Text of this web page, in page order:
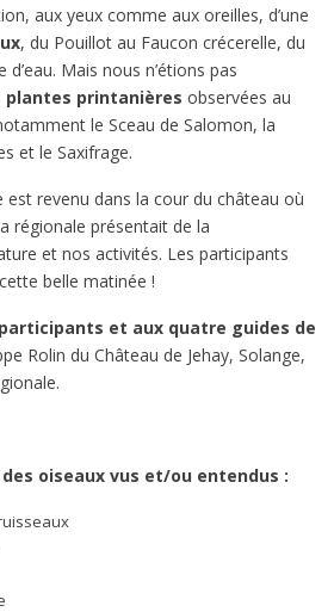
aux yeux comme aux oreilles, d’une
, du Pouillot au Faucon crécerelle, du
Mais nous n’étions pas
plantes printanières observées au
le Sceau de Salomon, la
et le Saxifrage.
revenu dans la cour du château où
régionale présentait de la
et nos activités. Les participants
belle matinée !
et aux quatre guides de
Rolin du Château de Jehay, Solange,
oiseaux vus et/ou entendus :